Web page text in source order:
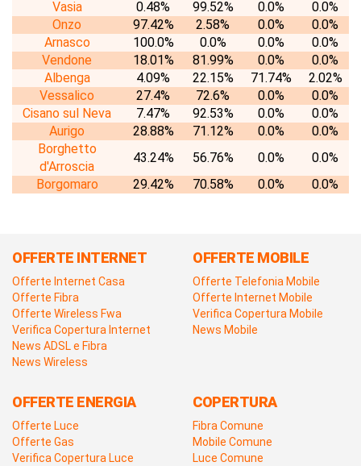
Vasia
0.48% 99.52% 0.0%
0.0%
Onzo
97.42% 2.58% 0.0%
0.0%
Arnasco
100.0% 0.0% 0.0%
0.0%
Vendone
18.01% 81.99% 0.0%
0.0%
Albenga
4.09% 22.15% 71.74%
2.02%
Vessalico
27.4% 72.6% 0.0%
0.0%
Cisano sul Neva
7.47% 92.53% 0.0%
0.0%
Aurigo
28.88% 71.12% 0.0%
0.0%
Borghetto
d'Arroscia
43.24% 56.76% 0.0%
0.0%
Borgomaro
29.42% 70.58% 0.0% 0.0%
OFFERTE INTERNET
Offerte Internet Casa
Offerte Fibra
Offerte Wireless Fwa
Verifica Copertura Internet
News ADSL e Fibra
News Wireless
OFFERTE MOBILE
Offerte Telefonia Mobile
Offerte Internet Mobile
Verifica Copertura Mobile
News Mobile
OFFERTE ENERGIA
Offerte Luce
Offerte Gas
Verifica Copertura Luce
COPERTURA
Fibra Comune
Mobile Comune
Luce Comune